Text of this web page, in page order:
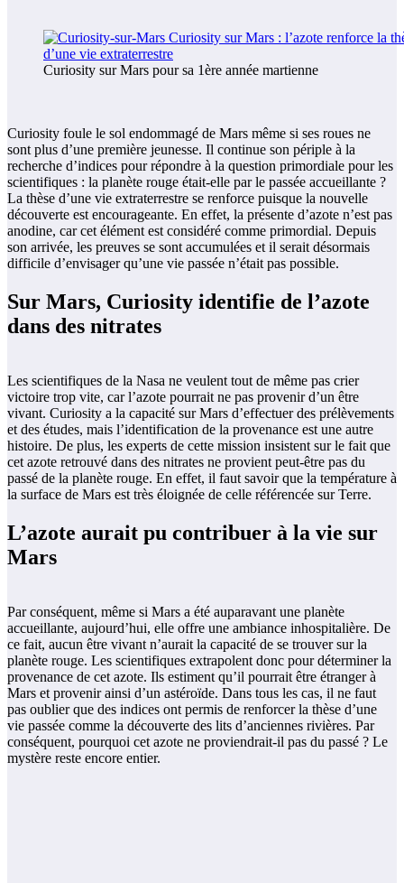
Curiosity sur Mars pour sa 1ère année martienne
Curiosity foule le sol endommagé de Mars même si ses roues ne
sont plus d’une première jeunesse. Il continue son périple à la
recherche d’indices pour répondre à la question primordiale pour les
scientifiques : la planète rouge était-elle par le passée accueillante ?
La thèse d’une vie extraterrestre se renforce puisque la nouvelle
découverte est encourageante. En effet, la présente d’azote n’est pas
anodine, car cet élément est considéré comme primordial. Depuis
son arrivée, les preuves se sont accumulées et il serait désormais
difficile d’envisager qu’une vie passée n’était pas possible.
Sur Mars, Curiosity identifie de l’azote
dans des nitrates
Les scientifiques de la Nasa ne veulent tout de même pas crier
victoire trop vite, car l’azote pourrait ne pas provenir d’un être
vivant. Curiosity a la capacité sur Mars d’effectuer des prélèvements
et des études, mais l’identification de la provenance est une autre
histoire. De plus, les experts de cette mission insistent sur le fait que
cet azote retrouvé dans des nitrates ne provient peut-être pas du
passé de la planète rouge. En effet, il faut savoir que la température à
la surface de Mars est très éloignée de celle référencée sur Terre.
L’azote aurait pu contribuer à la vie sur
Mars
Par conséquent, même si Mars a été auparavant une planète
accueillante, aujourd’hui, elle offre une ambiance inhospitalière. De
ce fait, aucun être vivant n’aurait la capacité de se trouver sur la
planète rouge. Les scientifiques extrapolent donc pour déterminer la
provenance de cet azote. Ils estiment qu’il pourrait être étranger à
Mars et provenir ainsi d’un astéroïde. Dans tous les cas, il ne faut
pas oublier que des indices ont permis de renforcer la thèse d’une
vie passée comme la découverte des lits d’anciennes rivières. Par
conséquent, pourquoi cet azote ne proviendrait-il pas du passé ? Le
mystère reste encore entier.